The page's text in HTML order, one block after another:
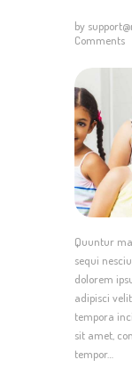
by
Comments
Quuntur
sequi
dolorem
adipisci
tempora
sit amet,
tempor…